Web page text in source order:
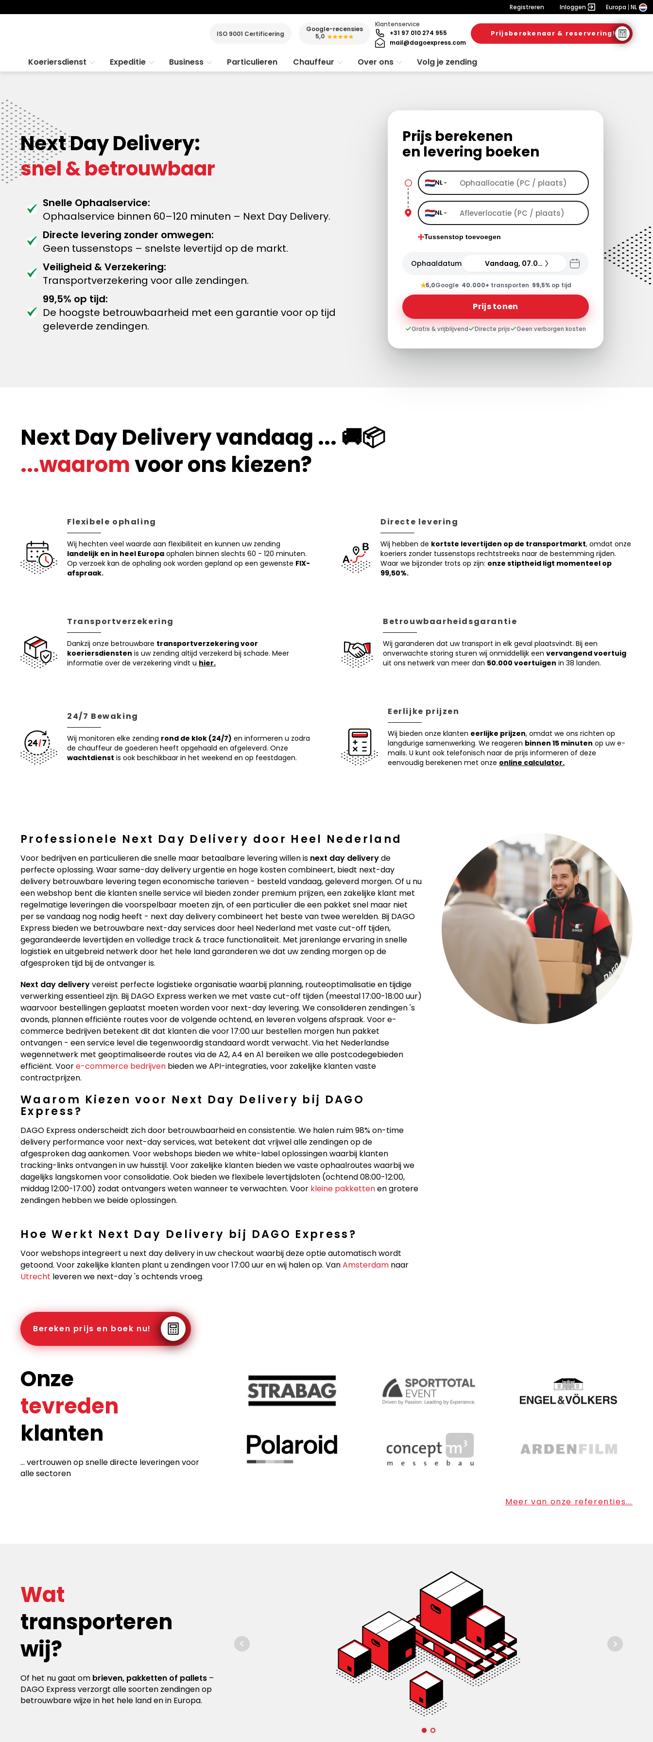
Registreren Inloggen Europa NL
ISO 9001 Certificering
Google-recensies
5,0 ★★★★★
Klantenservice
+31 97 010 274 955
mail@dagoexpress.com
Prijsberekenaar & reservering!
Koeriersdienst Expeditie Business Particulieren Chauffeur Over ons Volg je zending
Next Day Delivery:
snel & betrouwbaar
Snelle Ophaalservice:
Ophaalservice binnen 60–120 minuten – Next Day Delivery.
Directe levering zonder omwegen:
Geen tussenstops – snelste levertijd op de markt.
Veiligheid & Verzekering:
Transportverzekering voor alle zendingen.
99,5% op tijd:
De hoogste betrouwbaarheid met een garantie voor op tijd
geleverde zendingen.
Prijs berekenen
en levering boeken
NL
NL
Tussenstop toevoegen
Ophaaldatum Vandaag, 07.08.26
★5,0Google· 40.000+ transporten· 99,5%op tijd
Prijs tonen
Gratis & vrijblijvend Directe prijs Geen verborgen kosten
Next Day Delivery vandaag ... 🚚📦
...waaromvoor ons kiezen?
Flexibele ophaling
Wij hechten veel waarde aan flexibiliteit en kunnen uw zending
landelijk en in heel Europa ophalen binnen slechts 60 - 120 minuten.
Op verzoek kan de ophaling ook worden gepland op een gewenste FIX-
afspraak.
Directe levering
Wij hebben de kortste levertijden op de transportmarkt, omdat onze
koeriers zonder tussenstops rechtstreeks naar de bestemming rijden.
Waar we bijzonder trots op zijn: onze stiptheid ligt momenteel op
99,50%.
Transportverzekering
Dankzij onze betrouwbare transportverzekering voor
koeriersdiensten is uw zending altijd verzekerd bij schade. Meer
informatie over de verzekering vindt u hier.
Betrouwbaarheidsgarantie
Wij garanderen dat uw transport in elk geval plaatsvindt. Bij een
onverwachte storing sturen wij onmiddellijk een vervangend voertuig
uit ons netwerk van meer dan 50.000 voertuigen in 38 landen.
24/7 Bewaking
Wij monitoren elke zending rond de klok (24/7) en informeren u zodra
de chauffeur de goederen heeft opgehaald en afgeleverd. Onze
wachtdienst is ook beschikbaar in het weekend en op feestdagen.
Eerlijke prijzen
Wij bieden onze klanten eerlijke prijzen, omdat we ons richten op
langdurige samenwerking. We reageren binnen 15 minuten op uw e-
mails. U kunt ook telefonisch naar de prijs informeren of deze
eenvoudig berekenen met onze online calculator.
Professionele Next Day Delivery door Heel Nederland
Voor bedrijven en particulieren die snelle maar betaalbare levering willen is next day deliveryde
perfecte oplossing. Waar same-day delivery urgentie en hoge kosten combineert, biedt next-day
delivery betrouwbare levering tegen economische tarieven - besteld vandaag, geleverd morgen. Of u nu
een webshop bent die klanten snelle service wil bieden zonder premium prijzen, een zakelijke klant met
regelmatige leveringen die voorspelbaar moeten zijn, of een particulier die een pakket snel maar niet
per se vandaag nog nodig heeft - next day delivery combineert het beste van twee werelden. Bij DAGO
Express bieden we betrouwbare next-day services door heel Nederland met vaste cut-off tijden,
gegarandeerde levertijden en volledige track & trace functionaliteit. Met jarenlange ervaring in snelle
logistiek en uitgebreid netwerk door het hele land garanderen we dat uw zending morgen op de
afgesproken tijd bij de ontvanger is.
Next day deliveryvereist perfecte logistieke organisatie waarbij planning, routeoptimalisatie en tijdige
verwerking essentieel zijn. Bij DAGO Express werken we met vaste cut-off tijden (meestal 17:00-18:00 uur)
waarvoor bestellingen geplaatst moeten worden voor next-day levering. We consolideren zendingen 's
avonds, plannen efficiënte routes voor de volgende ochtend, en leveren volgens afspraak. Voor e-
commerce bedrijven betekent dit dat klanten die voor 17:00 uur bestellen morgen hun pakket
ontvangen - een service level die tegenwoordig standaard wordt verwacht. Via het Nederlandse
wegennetwerk met geoptimaliseerde routes via de A2, A4 en A1 bereiken we alle postcodegebieden
efficiënt. Voore-commerce bedrijven bieden we API-integraties, voor zakelijke klanten vaste
contractprijzen.
Waarom Kiezen voor Next Day Delivery bij DAGO
Express?
DAGO Express onderscheidt zich door betrouwbaarheid en consistentie. We halen ruim 98% on-time
delivery performance voor next-day services, wat betekent dat vrijwel alle zendingen op de
afgesproken dag aankomen. Voor webshops bieden we white-label oplossingen waarbij klanten
tracking-links ontvangen in uw huisstijl. Voor zakelijke klanten bieden we vaste ophaalroutes waarbij we
dagelijks langskomen voor consolidatie. Ook bieden we flexibele levertijdsloten (ochtend 08:00-12:00,
middag 12:00-17:00) zodat ontvangers weten wanneer te verwachten. Voor kleine pakkettenen grotere
zendingen hebben we beide oplossingen.
Hoe Werkt Next Day Delivery bij DAGO Express?
Voor webshops integreert u next day delivery in uw checkout waarbij deze optie automatisch wordt
getoond. Voor zakelijke klanten plant u zendingen voor 17:00 uur en wij halen op. VanAmsterdam naar
Utrecht leveren we next-day 's ochtends vroeg.
Bereken prijs en boek nu!
Onze
tevreden
klanten
... vertrouwen op snelle directe leveringen voor
alle sectoren
Meer van onze referenties...
Wat
transporteren
wij?
Of het nu gaat om brieven, pakketten of pallets –
DAGO Express verzorgt alle soorten zendingen op
betrouwbare wijze in het hele land en in Europa.